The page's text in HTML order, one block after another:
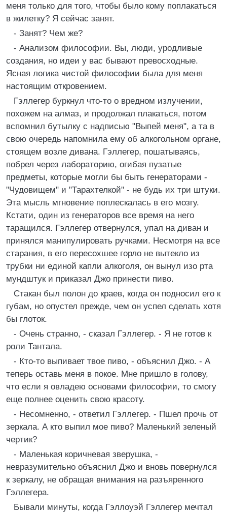
меня только для того, чтобы было кому поплакаться
в жилетку? Я сейчас занят.
- Занят? Чем же?
- Анализом философии. Вы, люди, уродливые
создания, но идеи у вас бывают превосходные.
Ясная логика чистой философии была для меня
настоящим откровением.
Гэллегер буркнул что-то о вредном излучении,
похожем на алмаз, и продолжал плакаться, потом
вспомнил бутылку с надписью "Выпей меня", а та в
свою очередь напомнила ему об алкогольном органе,
стоящем возле дивана. Гэллегер, пошатываясь,
побрел через лабораторию, огибая пузатые
предметы, которые могли бы быть генераторами -
"Чудовищем" и "Тарахтелкой" - не будь их три штуки.
Эта мысль мгновение поплескалась в его мозгу.
Кстати, один из генераторов все время на него
таращился. Гэллегер отвернулся, упал на диван и
принялся манипулировать ручками. Несмотря на все
старания, в его пересохшее горло не вытекло из
трубки ни единой капли алкоголя, он вынул изо рта
мундштук и приказал Джо принести пиво.
Стакан был полон до краев, когда он подносил его к
губам, но опустел прежде, чем он успел сделать хотя
бы глоток.
- Очень странно, - сказал Гэллегер. - Я не готов к
роли Тантала.
- Кто-то выпивает твое пиво, - объяснил Джо. - А
теперь оставь меня в покое. Мне пришло в голову,
что если я овладею основами философии, то смогу
еще полнее оценить свою красоту.
- Несомненно, - ответил Гэллегер. - Пшел прочь от
зеркала. А кто выпил мое пиво? Маленький зеленый
чертик?
- Маленькая коричневая зверушка, -
невразумительно объяснил Джо и вновь повернулся
к зеркалу, не обращая внимания на разъяренного
Гэллегера.
Бывали минуты, когда Гэллоуэй Гэллегер мечтал